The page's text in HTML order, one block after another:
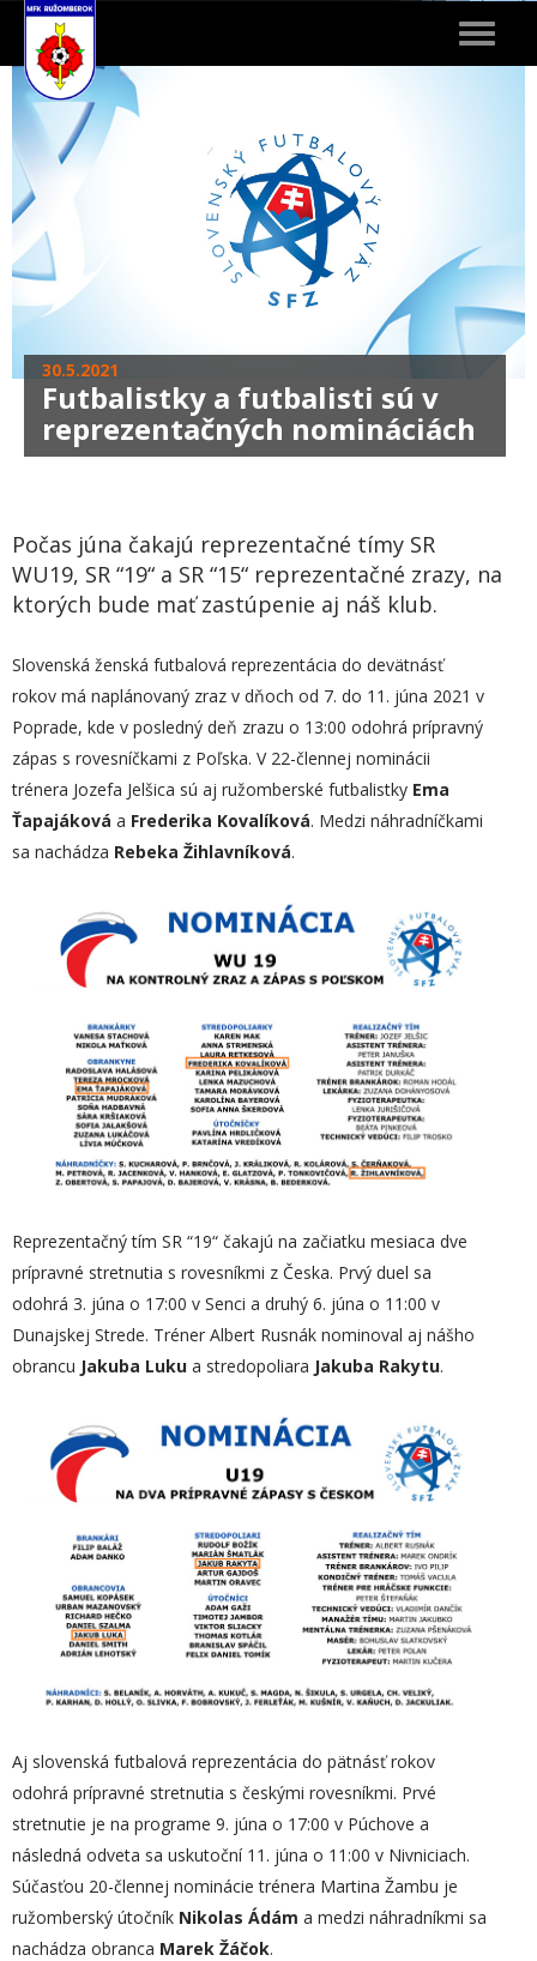
Toggle
30.5.2021
Futbalistky a futbalisti sú v
reprezentačných nomináciách
Počas júna čakajú reprezentačné tímy SR
WU19, SR “19“ a SR “15“ reprezentačné zrazy, na
ktorých bude mať zastúpenie aj náš klub.
Slovenská ženská futbalová reprezentácia do devätnásť
rokov má naplánovaný zraz v dňoch od 7. do 11. júna 2021 v
Poprade, kde v posledný deň zrazu o 13:00 odohrá prípravný
zápas s rovesníčkami z Poľska. V 22-člennej nominácii
trénera Jozefa Jelšica sú aj ružomberské futbalistky Ema
Ťapajáková a Frederika Kovalíková. Medzi náhradníčkami
sa nachádza Rebeka Žihlavníková.
Reprezentačný tím SR “19“ čakajú na začiatku mesiaca dve
prípravné stretnutia s rovesníkmi z Česka. Prvý duel sa
odohrá 3. júna o 17:00 v Senci a druhý 6. júna o 11:00 v
Dunajskej Strede. Tréner Albert Rusnák nominoval aj nášho
obrancu Jakuba Luku a stredopoliara Jakuba Rakytu.
Aj slovenská futbalová reprezentácia do pätnásť rokov
odohrá prípravné stretnutia s českými rovesníkmi. Prvé
stretnutie je na programe 9. júna o 17:00 v Púchove a
následná odveta sa uskutoční 11. júna o 11:00 v Nivniciach.
Súčasťou 20-člennej nominácie trénera Martina Žambu je
ružomberský útočník Nikolas Ádám a medzi náhradníkmi sa
nachádza obranca Marek Žáčok.